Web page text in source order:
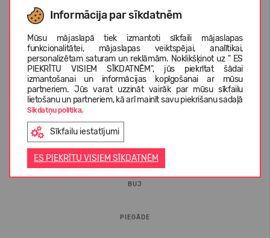
Informācija par sīkdatnēm
Mūsu mājaslapā tiek izmantoti sīkfaili mājaslapas
funkcionalitātei, mājaslapas veiktspējai, analītikai,
personalizētam saturam un reklāmām. Noklikšķinot uz " ES
PIEKRĪTU VISIEM SĪKDATNĒM", jūs piekrītat šādai
izmantošanai un informācijas kopīgošanai ar mūsu
partneriem. Jūs varat uzzināt vairāk par mūsu sīkfailu
lietošanu un partneriem, kā arī mainīt savu piekrišanu sadaļā
Sīkdatņu politika.
Sīkfailu iestatījumi
ES PIEKRĪTU VISIEM SĪKDATNĒM
Esmu izlasījis un piekrītuprivātuma politika
datu aizsardzības noteikumi
BUJ
PIEGĀDE